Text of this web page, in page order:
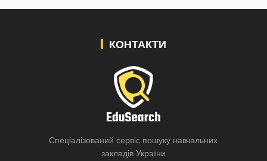
КОНТАКТИ
Спеціалізований сервіс пошуку навчальних
закладів України